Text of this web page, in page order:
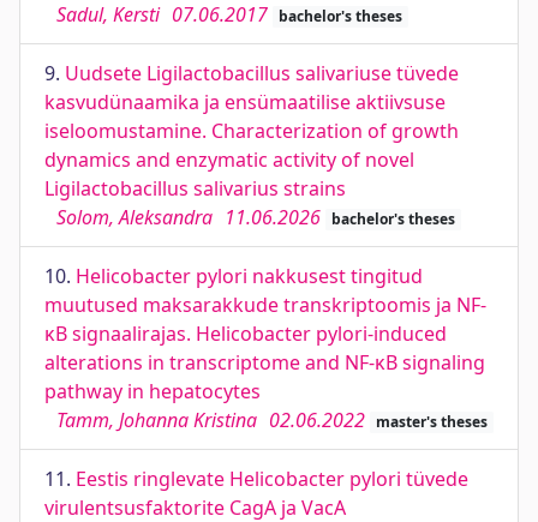
Sadul, Kersti 07.06.2017 bachelor's theses
9. Uudsete Ligilactobacillus salivariuse tüvede
kasvudünaamika ja ensümaatilise aktiivsuse
iseloomustamine. Characterization of growth
dynamics and enzymatic activity of novel
Ligilactobacillus salivarius strains
Solom, Aleksandra 11.06.2026 bachelor's theses
10. Helicobacter pylori nakkusest tingitud
muutused maksarakkude transkriptoomis ja NF-
κB signaalirajas. Helicobacter pylori-induced
alterations in transcriptome and NF-κB signaling
pathway in hepatocytes
Tamm, Johanna Kristina 02.06.2022 master's theses
11. Eestis ringlevate Helicobacter pylori tüvede
virulentsusfaktorite CagA ja VacA